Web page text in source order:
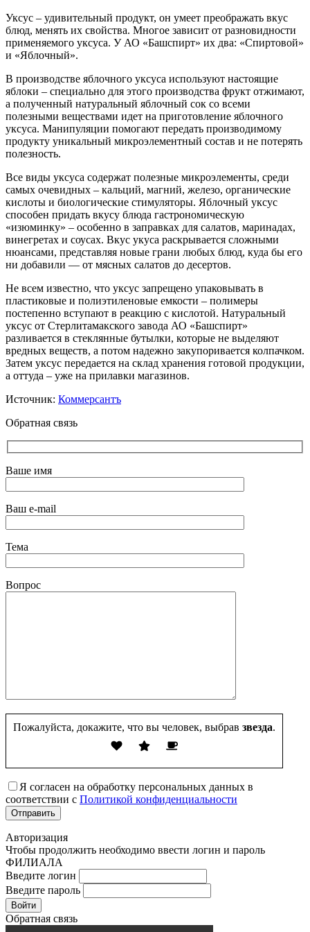
Уксус – удивительный продукт, он умеет преображать вкус
блюд, менять их свойства. Многое зависит от разновидности
применяемого уксуса. У АО «Башспирт» их два: «Спиртовой»
и «Яблочный».
В производстве яблочного уксуса используют настоящие
яблоки – специально для этого производства фрукт отжимают,
а полученный натуральный яблочный сок со всеми
полезными веществами идет на приготовление яблочного
уксуса. Манипуляции помогают передать производимому
продукту уникальный микроэлементный состав и не потерять
полезность.
Все виды уксуса содержат полезные микроэлементы, среди
самых очевидных – кальций, магний, железо, органические
кислоты и биологические стимуляторы. Яблочный уксус
способен придать вкусу блюда гастрономическую
«изюминку» – особенно в заправках для салатов, маринадах,
винегретах и соусах. Вкус укуса раскрывается сложными
нюансами, представляя новые грани любых блюд, куда бы его
ни добавили — от мясных салатов до десертов.
Не всем известно, что уксус запрещено упаковывать в
пластиковые и полиэтиленовые емкости – полимеры
постепенно вступают в реакцию с кислотой. Натуральный
уксус от Стерлитамакского завода АО «Башспирт»
разливается в стеклянные бутылки, которые не выделяют
вредных веществ, а потом надежно закупоривается колпачком.
Затем уксус передается на склад хранения готовой продукции,
а оттуда – уже на прилавки магазинов.
Источник: Коммерсантъ
Обратная связь
Ваше имя
Ваш e-mail
Тема
Вопрос
Пожалуйста, докажите, что вы человек, выбрав звезда.
Я согласен на обработку персональных данных в
соответствии с Политикой конфиденциальности
Авторизация
Чтобы продолжить необходимо ввести логин и пароль
ФИЛИАЛА
Введите логин
Введите пароль
Войти
Обратная связь